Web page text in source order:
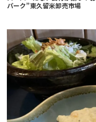
パーク”東久留米卸売市場